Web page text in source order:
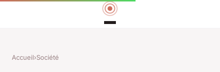
Accueil›Société